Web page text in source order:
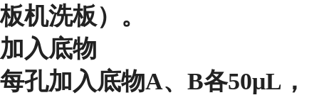
板机洗板）。
加入底物
每孔加入底物A、B各50μL，